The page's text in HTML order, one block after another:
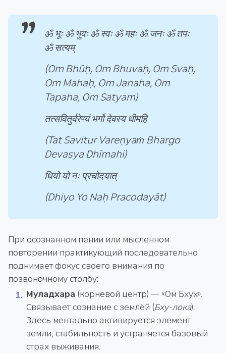
ॐ भूः ॐ भुवः ॐ स्वः ॐ महः ॐ जनः ॐ तपः
ॐ सत्यम्
(Om Bhūḥ, Om Bhuvaḥ, Om Svaḥ,
Om Mahaḥ, Om Janaha, Om
Tapaha, Om Satyam)
तत्सवितुर्वरेण्यं भर्गो देवस्य धीमहि
(Tat Savitur Vareṇyaṁ Bhargo
Devasya Dhīmahi)
धियो यो नः प्रचोदयात्
(Dhiyo Yo Naḥ Pracodayāt)
При осознанном пении или мысленном
повторении практикующий последовательно
поднимает фокус своего внимания по
позвоночному столбу:
Муладхара (корневой центр) — «Ом Бхух».
Связывает сознание с землёй (Бху-лока).
Здесь ментально активируется элемент
земли, стабильность и устраняется базовый
страх выживания.